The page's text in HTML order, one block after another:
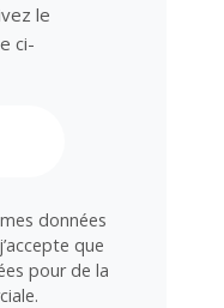
le
ci-
données
que
pour de la